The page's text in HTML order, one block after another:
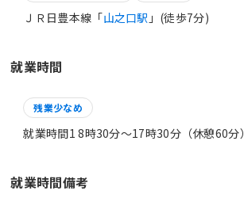
ＪＲ日豊本線「山之口駅 」(徒歩7分)
就業時間
残業少なめ
就業時間1 8時30分〜17時30分（休憩60分）
就業時間備考